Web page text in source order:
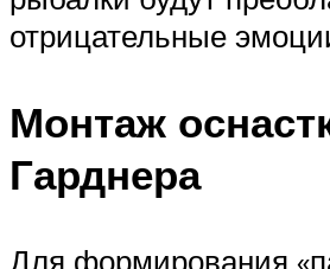
отрицательные
Монтаж
Гарднера
Для формирования